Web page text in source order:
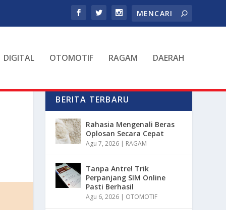
DIGITAL OTOMOTIF RAGAM DAERAH
BERITA TERBARU
Rahasia Mengenali Beras
Oplosan Secara Cepat
Agu 7, 2026 | RAGAM
Tanpa Antre! Trik
Perpanjang SIM Online
Pasti Berhasil
Agu 6, 2026 | OTOMOTIF